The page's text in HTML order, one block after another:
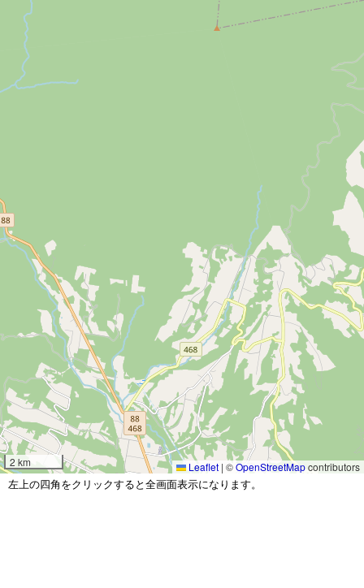
2 km Leaflet | ©OpenStreetMapcontributors
左上の四角をクリックすると全画面表示になります。